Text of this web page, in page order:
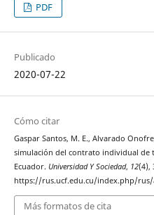
PDF
Publicado
2020-07-22
Cómo citar
Gaspar Santos, M. E., Alvarado
simulación del contrato individual de
Ecuador. Universidad Y Sociedad, 12(4),
https://rus.ucf.edu.cu/index.php/
Más formatos de cita